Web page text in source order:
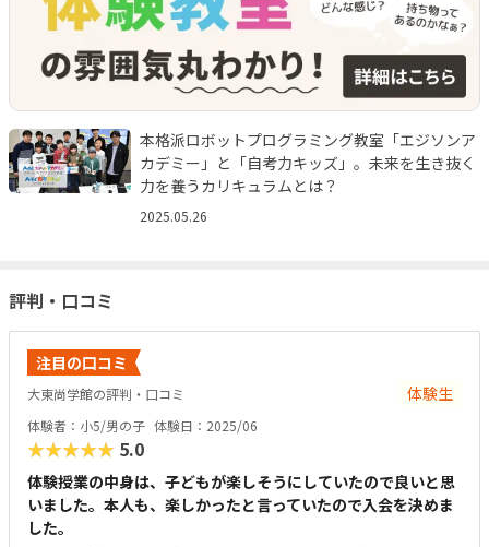
本格派ロボットプログラミング教室「エジソンア
カデミー」と「自考力キッズ」。未来を生き抜く
力を養うカリキュラムとは？
2025.05.26
評判・口コミ
注目の口コミ
大東尚学館の評判・口コミ 体験生
体験者：小5/男の子 体験日：2025/06
★★★★★ 5.0
体験授業の中身は、子どもが楽しそうにしていたので良いと思
いました。本人も、楽しかったと言っていたので入会を決めま
した。